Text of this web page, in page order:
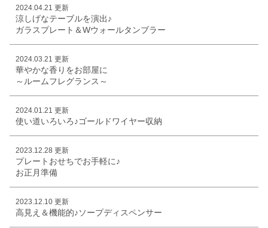
2024.04.21 更新
涼しげなテーブルを演出♪
ガラスプレート＆Wウォールタンブラー
2024.03.21 更新
華やかな香りをお部屋に
～ルームフレグランス～
2024.01.21 更新
使い道いろいろ♪ゴールドワイヤー収納
2023.12.28 更新
プレートおせちでお手軽に♪
お正月準備
2023.12.10 更新
高見え＆機能的♪ソープディスペンサー